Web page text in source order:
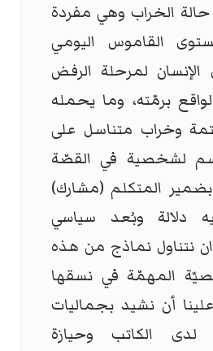
الخراب وهي مفردة
القاموس اليومي
لمرحلة الرفض
برمّته، وما يحمله
وخراب متناسل على
لشخصية في القصّة
بضمير المتكلم (مشارك)
دلالة وبُعد سياسي
نتناول نماذج من هذه
المهمّة في نسقها
أن نشيد بجماليات
لدى الكاتب وحيازة